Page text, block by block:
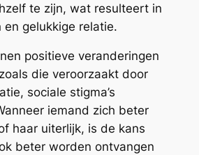
te zijn, wat resulteert in
en gelukkige relatie.
positieve veranderingen
die veroorzaakt door
sociale stigma’s
iemand zich beter
haar uiterlijk, is de kans
beter worden ontvangen